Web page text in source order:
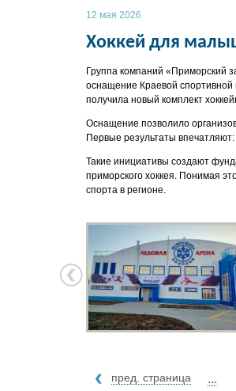
12 мая 2026
Хоккей для
Группа компаний «Приморский
оснащение Краевой
получила новый комплект
Оснащение позволило
Первые результаты
Такие инициативы создают
приморского хоккея. Понимая
спорта в регионе.
пред. страница ...